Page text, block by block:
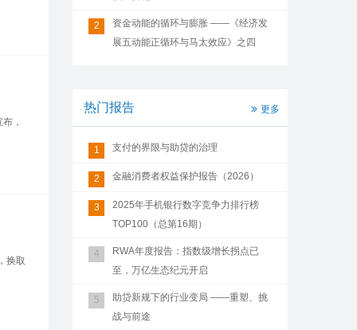
，
换取
2
资金动能的循环与膨胀 ——《经济发
展五动能正循环与马太效应》之四
热门报告 更多
1 支付的界限与助贷的治理
2 金融消费者权益保护报告（2026）
3
2025年手机银行数字竞争力排行榜
TOP100（总第16期）
4
RWA年度报告：指数级增长拐点已
至，万亿生态纪元开启
5
助贷新规下的行业变局 ——重塑、挑
战与前途